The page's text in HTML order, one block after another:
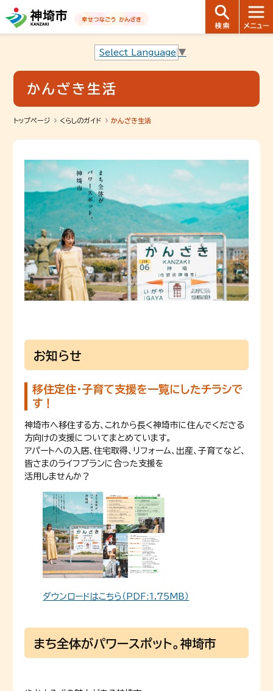
音声読み上げ用ナビゲーションです。
本文へ移動します
ページ最後（フッター）へ移動します
音声読み上げ用ナビゲーションはここまでです。
Select Language ▼
かんざき生活
トップページ くらしのガイド かんざき生活
お知らせ
移住定住・子育て支援を一覧にしたチラシで
す！
神埼市へ移住する方、これから長く神埼市に住んでくださる
方向けの支援についてまとめています。
アパートへの入居、住宅取得、リフォーム、出産、子育てなど、
皆さまのライフプランに合った支援を
活用しませんか？
ダウンロードはこちら（PDF:1.75MB）
まち全体がパワースポット。神埼市